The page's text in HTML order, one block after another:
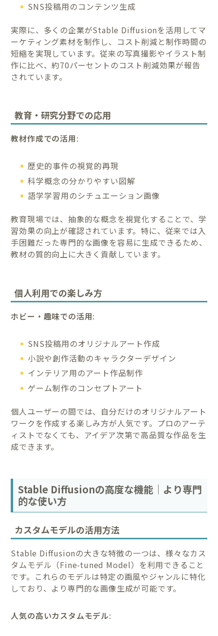
SNS投稿用のコンテンツ生成
実際に、多くの企業がStable Diffusionを活用してマ
ーケティング素材を制作し、コスト削減と制作時間の
短縮を実現しています。従来の写真撮影やイラスト制
作に比べ、約70パーセントのコスト削減効果が報告
されています。
教育・研究分野での応用
教材作成での活用:
歴史的事件の視覚的再現
科学概念の分かりやすい図解
語学学習用のシチュエーション画像
教育現場では、抽象的な概念を視覚化することで、学
習効果の向上が確認されています。特に、従来では入
手困難だった専門的な画像を容易に生成できるため、
教材の質的向上に大きく貢献しています。
個人利用での楽しみ方
ホビー・趣味での活用:
SNS投稿用のオリジナルアート作成
小説や創作活動のキャラクターデザイン
インテリア用のアート作品制作
ゲーム制作のコンセプトアート
個人ユーザーの間では、自分だけのオリジナルアート
ワークを作成する楽しみ方が人気です。プロのアーテ
ィストでなくても、アイデア次第で高品質な作品を生
成できます。
Stable Diffusionの高度な機能｜より専門
的な使い方
カスタムモデルの活用方法
Stable Diffusionの大きな特徴の一つは、様々なカス
タムモデル（Fine-tuned Model）を利用できること
です。これらのモデルは特定の画風やジャンルに特化
しており、より専門的な画像生成が可能です。
人気の高いカスタムモデル: